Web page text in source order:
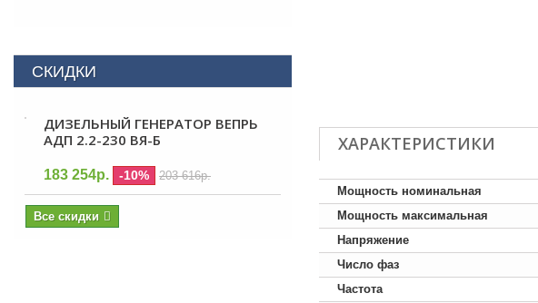
СКИДКИ
ДИЗЕЛЬНЫЙ ГЕНЕРАТОР ВЕПРЬ
АДП 2.2-230 ВЯ-Б
183 254р. -10% 203 616р.
Все скидки
ХАРАКТЕРИСТИКИ
Мощность номинальная
Мощность максимальная
Напряжение
Число фаз
Частота